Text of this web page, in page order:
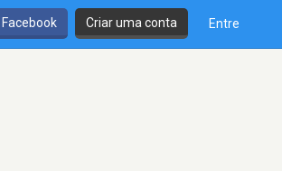
Criar uma conta Entre